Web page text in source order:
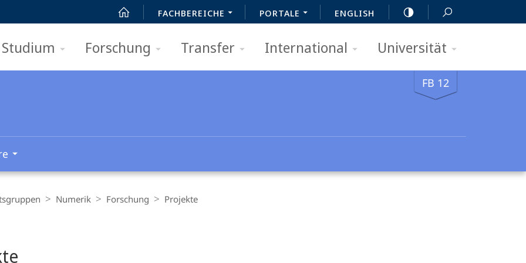
FACHBEREICHE PORTALE ENGLISH
Studium Forschung Transfer International Universität
FB 12
Numerik Forschung Projekte